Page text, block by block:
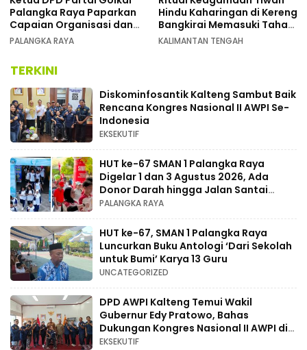
Palangka Raya Paparkan
Capaian Organisasi dan
Kemenangan Pemilu pada
PALANGKA RAYA
Hindu Kaharingan di Kereng
Bangkirai Memasuki Tahap
Akhir
KALIMANTAN TENGAH
TERKINI
Diskominfosantik Kalteng Sambut Baik
Rencana Kongres Nasional II AWPI Se-
Indonesia
EKSEKUTIF
HUT ke-67 SMAN 1 Palangka Raya
Digelar 1 dan 3 Agustus 2026, Ada
Donor Darah hingga Jalan Santai
Berhadiah Doorprize
PALANGKA RAYA
HUT ke-67, SMAN 1 Palangka Raya
Luncurkan Buku Antologi ‘Dari Sekolah
untuk Bumi’ Karya 13 Guru
UNCATEGORIZED
DPD AWPI Kalteng Temui Wakil
Gubernur Edy Pratowo, Bahas
Dukungan Kongres Nasional II AWPI di
Kalimantan Tengah
EKSEKUTIF